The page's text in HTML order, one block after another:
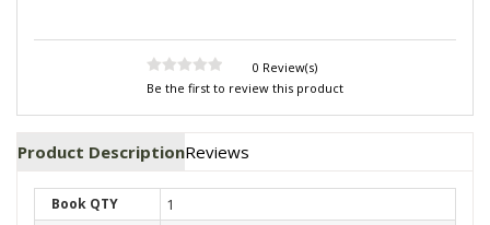
0 Review(s)
Be the first to review this product
Product DescriptionReviews
Book QTY 1